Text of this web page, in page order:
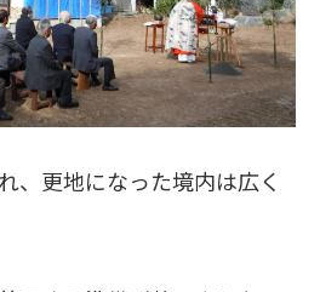
、更地になった境内は広く